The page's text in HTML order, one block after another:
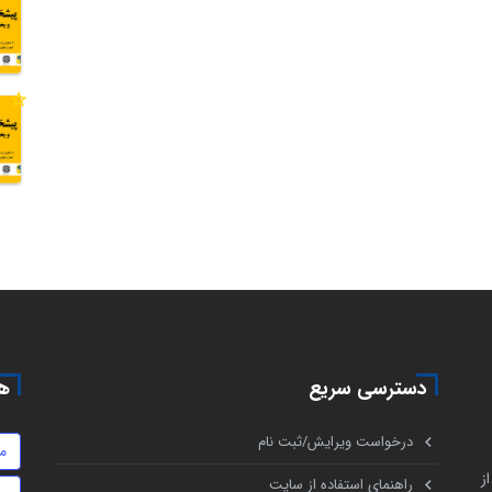
دسترسی سریع
درخواست ویرایش/ثبت نام
راهنمای استفاده از سایت